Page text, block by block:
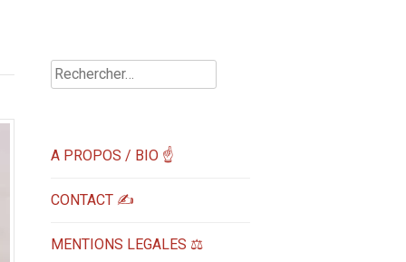
Rechercher :
A PROPOS / BIO ☝
CONTACT ✍️
MENTIONS LEGALES ⚖️